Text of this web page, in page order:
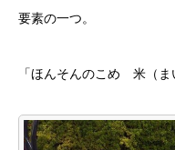
要素の一つ。
「ほんそんのこめ 米（ま